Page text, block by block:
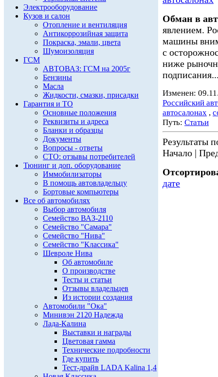
Электрооборудование
Кузов и салон
Отопление и вентиляция
Антикоррозийная защита
Покраска, эмали, цвета
Шумоизоляция
ГСМ
АВТОВАЗ: ГСМ на 2005г
Бензины
Масла
Жидкости, смазки, присадки
Гарантия и ТО
Основные положения
Реквизиты и адреса
Бланки и образцы
Документы
Вопросы - ответы
СТО: отзывы потребителей
Тюнинг и доп. оборудование
Иммобилизаторы
В помощь автовладельцу
Бортовые компьютеры
Все об автомобилях
Выбор автомобиля
Семейство ВАЗ-2110
Семейство "Самара"
Семейство "Нива"
Семейство "Классика"
Шевроле Нива
Об автомобиле
О производстве
Тесты и статьи
Отзывы владельцев
Из истории создания
Автомобили "Ока"
Минивэн 2120 Надежда
Лада-Калина
Выставки и награды
Цветовая гамма
Технические подробности
Где купить
Тест-драйв LADA Kalina 1,4
Обман в
явлением.
машины
с
ниже
Изменен:
Российский
автосалонах ,
Путь: Статьи
Результаты
Начало |
дате